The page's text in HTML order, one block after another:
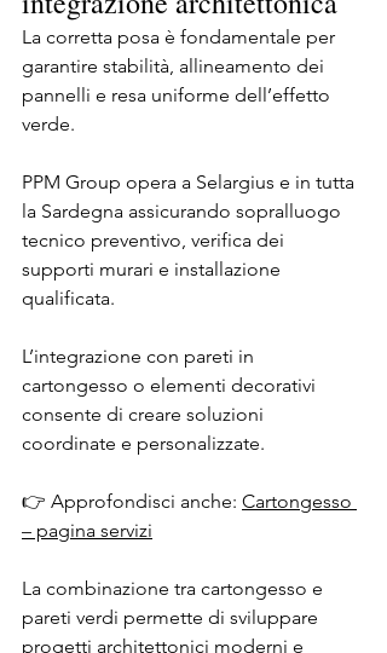
La corretta posa è fondamentale per
garantire stabilità, allineamento dei
pannelli e resa uniforme dell’effetto
verde.
PPM Group opera a Selargius e in tutta
la Sardegna assicurando sopralluogo
tecnico preventivo, verifica dei
supporti murari e installazione
qualificata.
L’integrazione con pareti in
cartongesso o elementi decorativi
consente di creare soluzioni
coordinate e personalizzate.
👉 Approfondisci anche: Cartongesso
– pagina servizi
La combinazione tra cartongesso e
pareti verdi permette di sviluppare
progetti architettonici moderni e